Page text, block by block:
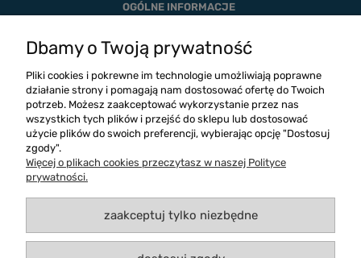
OGÓLNE INFORMACJE
Twoje zamówienia
Ustawienia konta
Blog
Dbamy o Twoją prywatność
Pliki cookies i pokrewne im technologie umożliwiają poprawne
działanie strony i pomagają nam dostosować ofertę do Twoich
potrzeb. Możesz zaakceptować wykorzystanie przez nas
wszystkich tych plików i przejść do sklepu lub dostosować
użycie plików do swoich preferencji, wybierając opcję "Dostosuj
zgody".
Więcej o plikach cookies przeczytasz w naszej Polityce
prywatności.
zaakceptuj tylko niezbędne